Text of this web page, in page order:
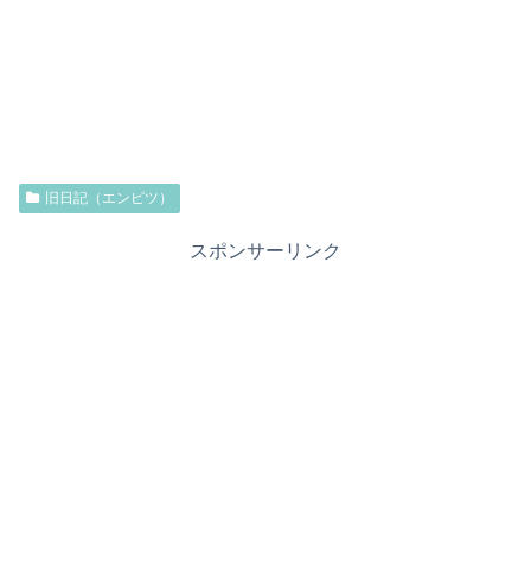
旧日記（エンピツ）
スポンサーリンク